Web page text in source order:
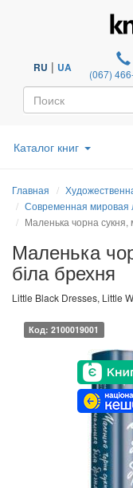
RU | UA (067)
Каталог книг
Главная
Современная мировая
Маленька чорна сукня,
Маленька
біла брехня
Little Black Dresses, Little
Код: 2100019001